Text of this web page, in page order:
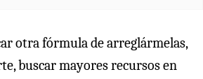
otra fórmula de arreglármelas,
buscar mayores recursos en